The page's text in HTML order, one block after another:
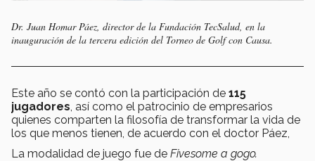
Dr. Juan Homar Páez, director de la Fundación TecSalud, en la
inauguración de la tercera edición del Torneo de Golf con Causa.
Este año se contó con la participación de 115
jugadores , así como el patrocinio de empresarios
quienes comparten la filosofía de transformar la vida de
los que menos tienen, de acuerdo con el doctor Páez,
La modalidad de juego fue de Fivesome a gogo.